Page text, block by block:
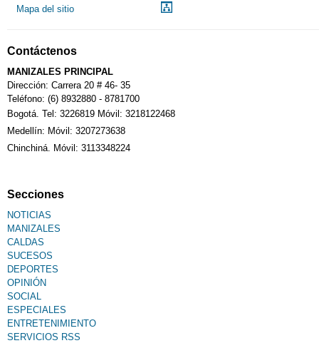
Calendario Tributario
Sudoku
Mapa del sitio
Contáctenos
MANIZALES PRINCIPAL
Dirección: Carrera 20 # 46- 35
Teléfono: (6) 8932880 - 8781700
Bogotá. Tel: 3226819 Móvil: 3218122468
Medellín: Móvil: 3207273638
Chinchiná. Móvil: 3113348224
Secciones
NOTICIAS
MANIZALES
CALDAS
SUCESOS
DEPORTES
OPINIÓN
SOCIAL
ESPECIALES
ENTRETENIMIENTO
SERVICIOS RSS